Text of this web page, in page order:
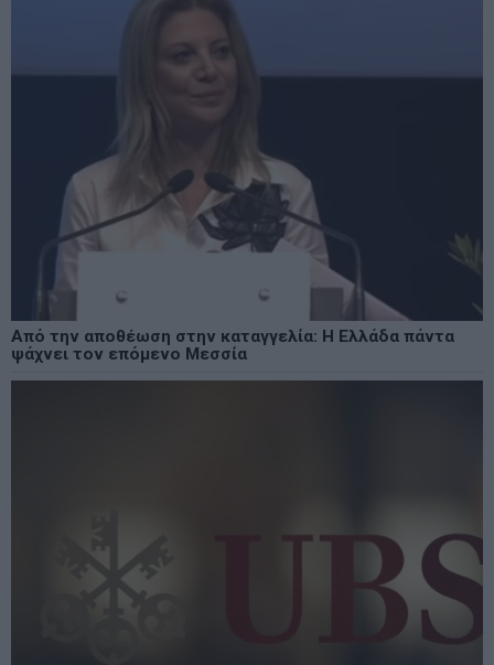
Από την αποθέωση στην καταγγελία: Η Ελλάδα πάντα
ψάχνει τον επόμενο Μεσσία